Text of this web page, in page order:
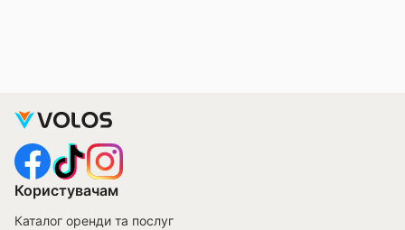
Користувачам
Каталог оренди та послуг